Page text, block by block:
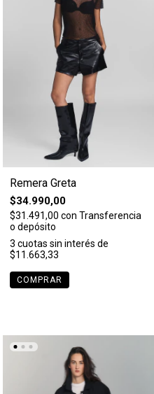
Remera Greta
$34.990,00
$31.491,00 con Transferencia
o depósito
3 cuotas sin interés de
$11.663,33
COMPRAR